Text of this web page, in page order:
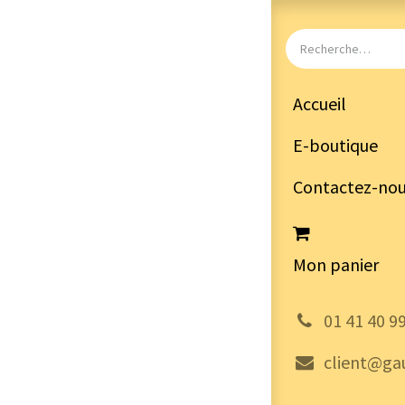
Accueil
E-boutique
Contactez-
Mon panier
01 41 40